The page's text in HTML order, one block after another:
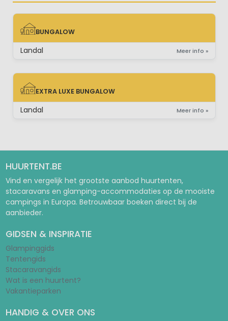
BUNGALOW
BUNGALOW
Landal Meer info »
EXTRA LUXE BUNGALOW
EXTRA LUXE BUNGALOW
Landal Meer info »
HUURTENT.BE
Vind en vergelijk het grootste aanbod huurtenten,
stacaravans en glamping-accommodaties op de mooiste
campings in Europa. Betrouwbaar boeken direct bij de
aanbieder.
GIDSEN & INSPIRATIE
Glampinggids
Tentengids
Stacaravangids
Wat is een huurtent?
Vakantieparken
HANDIG & OVER ONS